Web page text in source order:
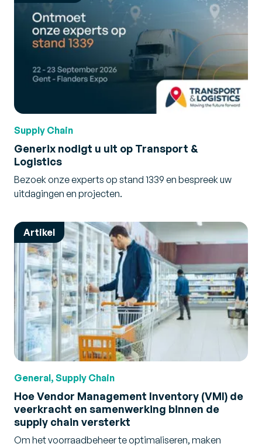
Supply Chain
Generix nodigt u uit op Transport &
Logistics
Bezoek onze experts op stand 1339 en bespreek uw
uitdagingen en projecten.
Artikel
General, Supply Chain
Hoe Vendor Management Inventory (VMI) de
veerkracht en samenwerking binnen de
supply chain versterkt
Om het voorraadbeheer te optimaliseren, maken